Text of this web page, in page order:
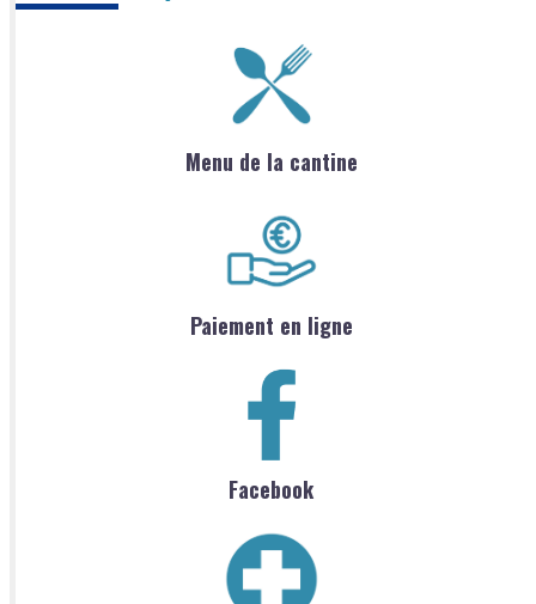
Menu de la cantine
Paiement en ligne
Facebook